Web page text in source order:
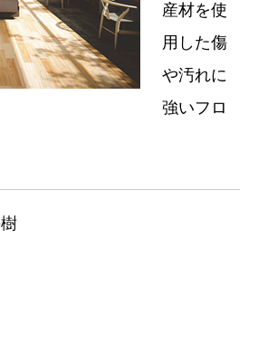
産材を使
用した傷
や汚れに
強いフロ